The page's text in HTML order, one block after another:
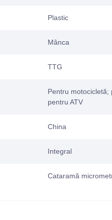
Plastic
Mânca
TTG
Pentru
pentru ATV
China
Integral
Cataramă